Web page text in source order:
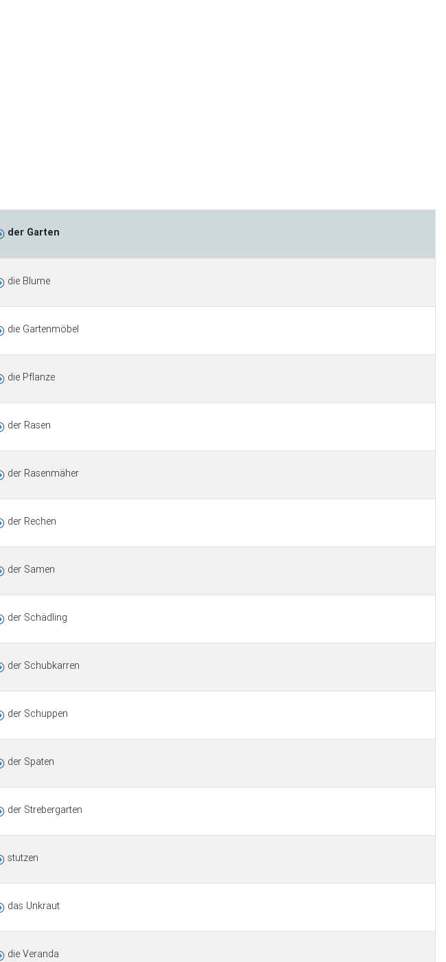
der Garten
die Blume
die Gartenmöbel
die Pflanze
der Rasen
der Rasenmäher
der Rechen
der Samen
der Schädling
der Schubkarren
der Schuppen
der Spaten
der Strebergarten
stutzen
das Unkraut
die Veranda